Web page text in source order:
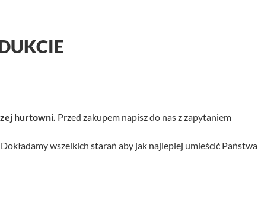
hurtowni. Przed zakupem napisz do nas z zapytaniem
Dokładamy wszelkich starań aby jak najlepiej umieścić Państwa